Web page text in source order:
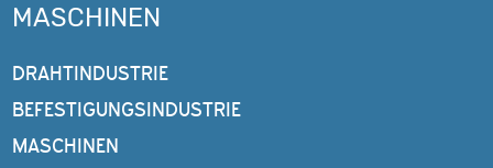
MASCHINEN
DRAHTINDUSTRIE
BEFESTIGUNGSINDUSTRIE
MASCHINEN